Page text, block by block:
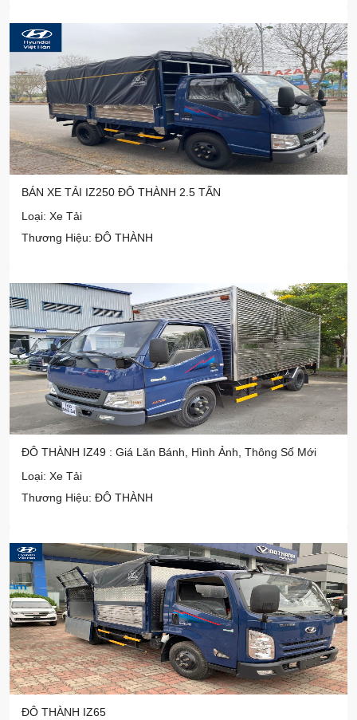
BÁN XE TẢI IZ250 ĐÔ THÀNH 2.5 TẤN
Loại: Xe Tải
Thương Hiệu: ĐÔ THÀNH
ĐÔ THÀNH IZ49 : Giá Lăn Bánh, Hình Ảnh, Thông Số Mới
Loại: Xe Tải
Thương Hiệu: ĐÔ THÀNH
ĐÔ THÀNH IZ65